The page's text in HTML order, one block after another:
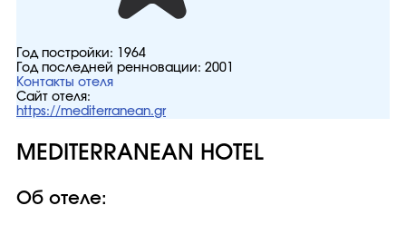
Год постройки:
1964
Год последней ренновации: 2001
Контакты отеля
Сайт отеля:
https://mediterranean.gr
MEDITERRANEAN HOTEL
Об отеле: